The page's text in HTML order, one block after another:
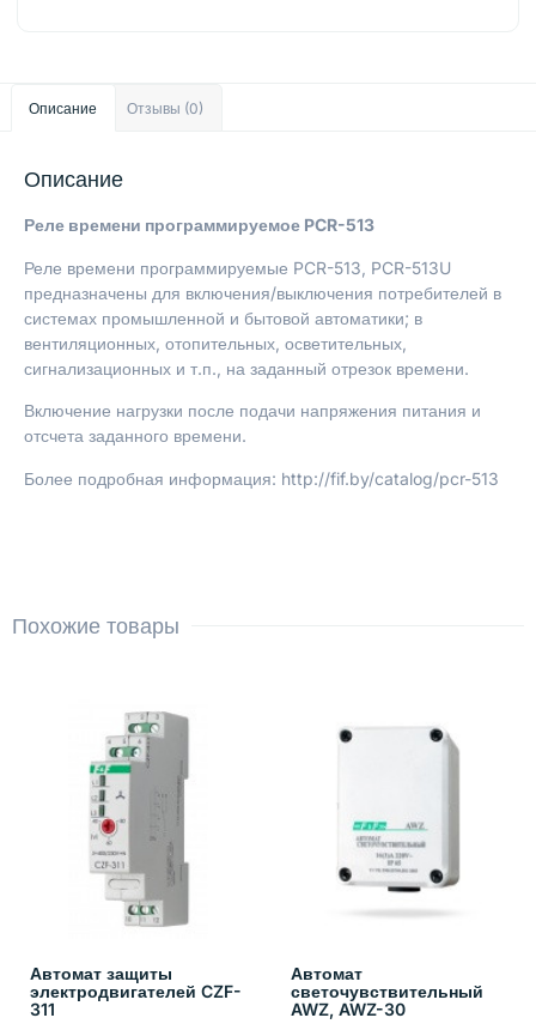
Описание Отзывы (0)
Описание
Реле времени программируемое PCR-513
Реле времени программируемые PCR-513, PCR-513U
предназначены для включения/выключения потребителей в
системах промышленной и бытовой автоматики; в
вентиляционных, отопительных, осветительных,
сигнализационных и т.п., на заданный отрезок времени.
Включение нагрузки после подачи напряжения питания и
отсчета заданного времени.
Более подробная информация: http://fif.by/catalog/pcr-513
Похожие товары
Автомат защиты
электродвигателей CZF-
311
Автомат
светочувствительный
AWZ, AWZ-30